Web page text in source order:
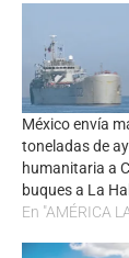
México envía
toneladas de
humanitaria a
buques a La
En "AMÉRICA